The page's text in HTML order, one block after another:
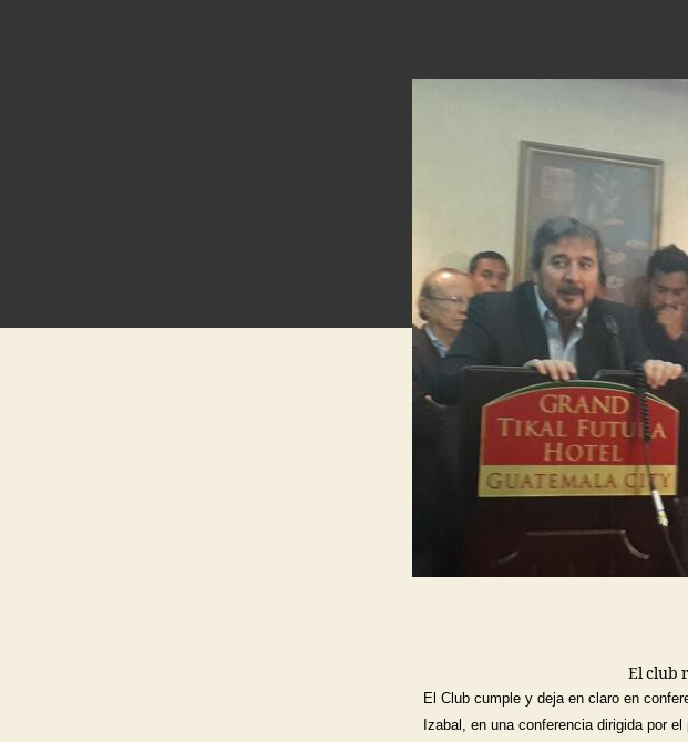
El club
El Club cumple y deja en claro en
Izabal, en una conferencia dirigida por